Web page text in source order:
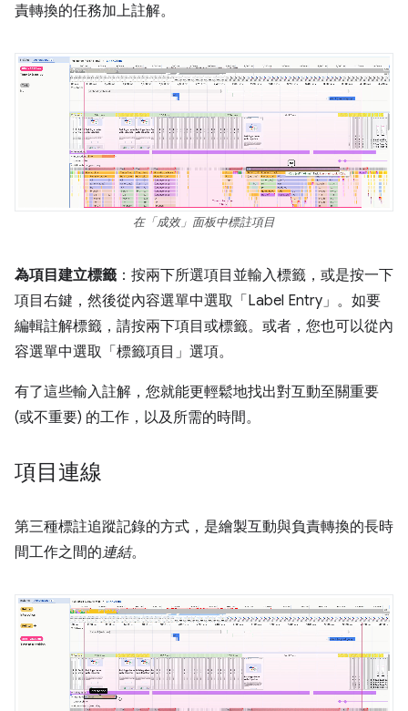
責轉換的任務加上註解。
在「成效」面板中標註項目
為項目建立標籤 ：按兩下所選項目並輸入標籤，或是按一下
項目右鍵，然後從內容選單中選取「Label Entry」。如要
編輯註解標籤，請按兩下項目或標籤。或者，您也可以從內
容選單中選取「標籤項目」選項。
有了這些輸入註解，您就能更輕鬆地找出對互動至關重要
(或不重要) 的工作，以及所需的時間。
項目連線
第三種標註追蹤記錄的方式，是繪製互動與負責轉換的長時
間工作之間的連結。